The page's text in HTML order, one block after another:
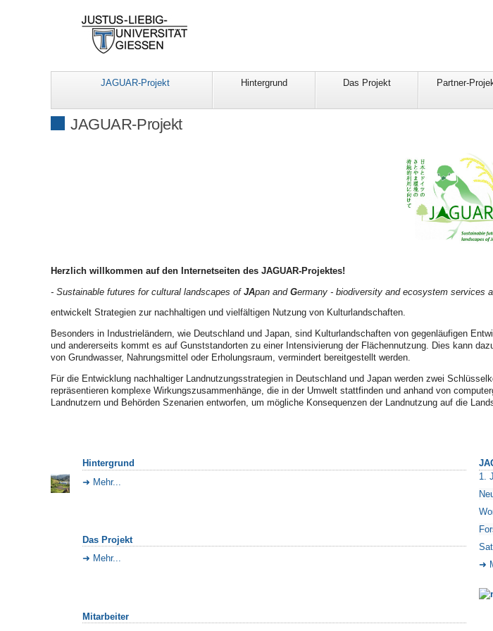
JAGUAR-Projekt Hintergrund Das Projekt Partner-
JAGUAR-Projekt
Herzlich willkommen auf den Internetseiten des JAGUAR-Projektes!
- Sustainable futures for cultural landscapes of JApan and Germany - biodiversity and ecosystem services
entwickelt Strategien zur nachhaltigen und vielfältigen Nutzung von Kulturlandschaften.
Besonders in Industrieländern, wie Deutschland und Japan, sind Kulturlandschaften von gegenläufigen
und andererseits kommt es auf Gunststandorten zu einer Intensivierung der Flächennutzung. Dies kann
von Grundwasser, Nahrungsmittel oder Erholungsraum, vermindert bereitgestellt werden.
Für die Entwicklung nachhaltiger Landnutzungsstrategien in Deutschland und Japan werden zwei
repräsentieren komplexe Wirkungszusammenhänge, die in der Umwelt stattfinden und anhand von
Landnutzern und Behörden Szenarien entworfen, um mögliche Konsequenzen der Landnutzung auf die
Hintergrund
Mehr...
Das Projekt
Mehr...
Mitarbeiter
1.